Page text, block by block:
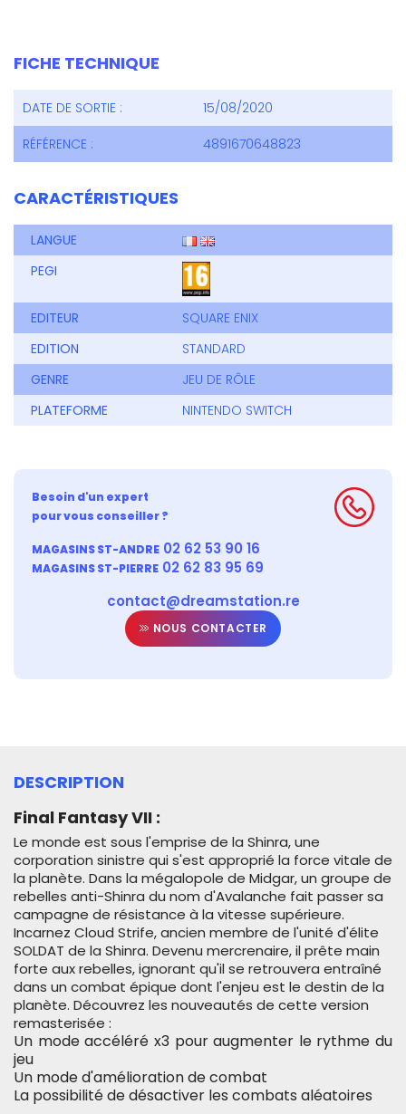
FICHE TECHNIQUE
DATE DE SORTIE :
15/08/2020
RÉFÉRENCE :
4891670648823
CARACTÉRISTIQUES
LANGUE
PEGI
EDITEUR
SQUARE ENIX
EDITION
STANDARD
GENRE
JEU DE RÔLE
PLATEFORME
NINTENDO SWITCH
Besoin d'un expert
pour vous conseiller ?
MAGASINS ST-ANDRE 02 62 53 90 16
MAGASINS ST-PIERRE 02 62 83 95 69
contact@dreamstation.re
NOUS CONTACTER
DESCRIPTION
Final Fantasy VII :
Le monde est sous l'emprise de la Shinra, une
corporation sinistre qui s'est approprié la force vitale de
la planète. Dans la mégalopole de Midgar, un groupe de
rebelles anti-Shinra du nom d'Avalanche fait passer sa
campagne de résistance à la vitesse supérieure.
Incarnez Cloud Strife, ancien membre de l'unité d'élite
SOLDAT de la Shinra. Devenu mercrenaire, il prête main
forte aux rebelles, ignorant qu'il se retrouvera entraîné
dans un combat épique dont l'enjeu est le destin de la
planète. Découvrez les nouveautés de cette version
remasterisée :
Un mode accéléré x3 pour augmenter le rythme du
jeu
Un mode d'amélioration de combat
La possibilité de désactiver les combats aléatoires